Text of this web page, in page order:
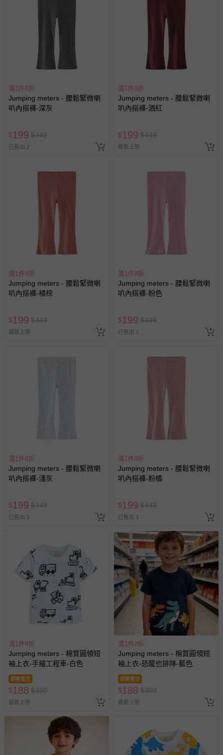
滿1件8折
Jumping meters - 腰鬆緊微喇
叭內搭褲-深灰
$199 $449
已售出 2
滿1件8折
Jumping meters - 腰鬆緊微喇
叭內搭褲-酒紅
$199 $449
最新上架
滿1件8折
Jumping meters - 腰鬆緊微喇
叭內搭褲-橘棕
$199 $449
最新上架
滿1件8折
Jumping meters - 腰鬆緊微喇
叭內搭褲-粉色
$199 $449
已售出 1
滿1件8折
Jumping meters - 腰鬆緊微喇
叭內搭褲-淺灰
$199 $449
已售出 3
滿1件8折
Jumping meters - 腰鬆緊微喇
叭內搭褲-粉橘
$199 $449
已售出 1
滿1件8折
Jumping meters - 棉質圓領短
袖上衣-手繪工程車-白色
即將售完
$188 $300
最新上架
滿1件8折
Jumping meters - 棉質圓領短
袖上衣-恐龍也排隊-藍色
即將售完
$188 $300
最新上架